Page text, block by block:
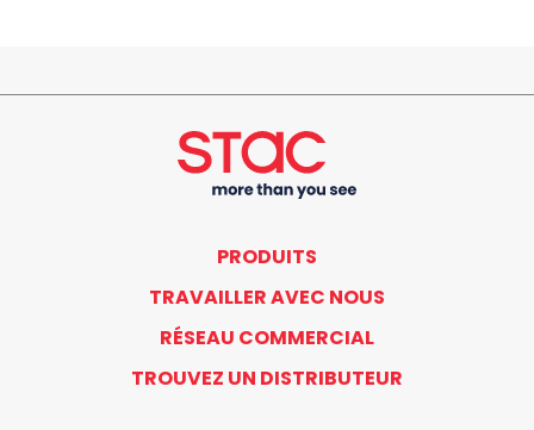
PRODUITS
TRAVAILLER AVEC NOUS
RÉSEAU COMMERCIAL
TROUVEZ UN DISTRIBUTEUR